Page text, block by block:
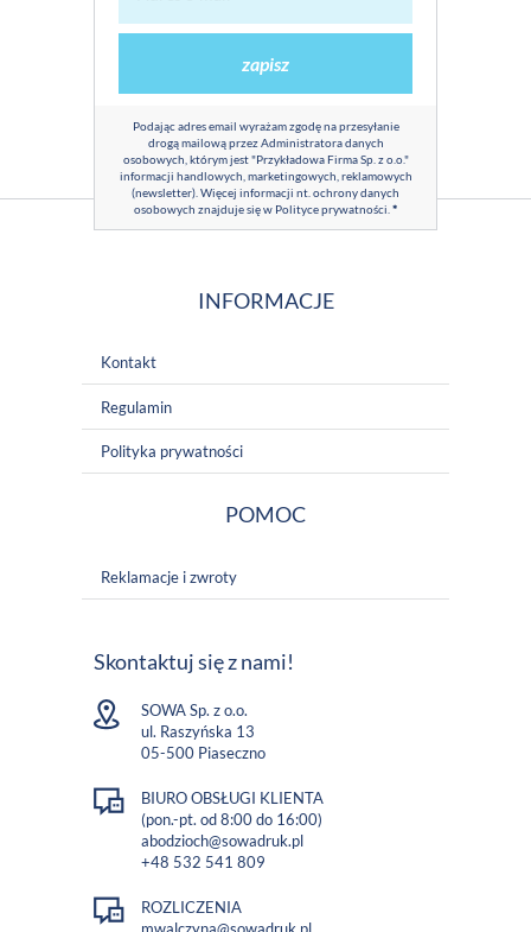
zapisz
Podając adres email wyrażam zgodę na przesyłanie
drogą mailową przez Administratora danych
osobowych, którym jest "Przykładowa Firma Sp. z o.o."
informacji handlowych, marketingowych, reklamowych
(newsletter). Więcej informacji nt. ochrony danych
osobowych znajduje się w Polityce prywatności *
INFORMACJE
Kontakt
Regulamin
Polityka prywatności
POMOC
Reklamacje i zwroty
Skontaktuj się z nami!
SOWA Sp. z o.o.
ul. Raszyńska 13
05-500 Piaseczno
BIURO OBSŁUGI KLIENTA
(pon.-pt. od 8:00 do 16:00)
abodzioch@sowadruk.pl
+48 532 541 809
ROZLICZENIA